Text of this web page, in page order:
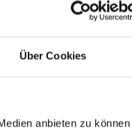
Über Cookies
anbieten zu können